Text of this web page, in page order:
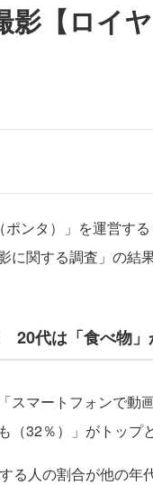
影【ロイ
ンタ）」を運営す
関する調査」の結
20代は「食べ物」
マートフォンで動
32％）」がトップ
る人の割合が他の年